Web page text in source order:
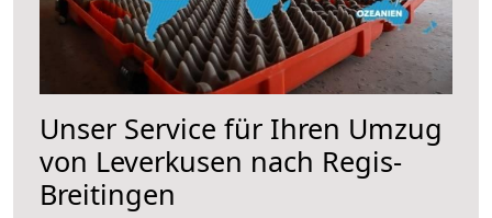
Unser Service für Ihren Umzug
von Leverkusen nach Regis-
Breitingen